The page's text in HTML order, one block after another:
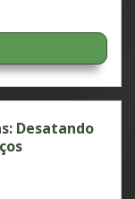
Desatando